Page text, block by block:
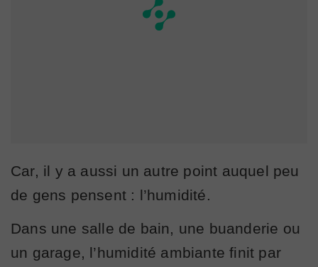
Car, il y a aussi un autre point auquel peu
de gens pensent : l’humidité.
Dans une salle de bain, une buanderie ou
un garage, l’humidité ambiante finit par